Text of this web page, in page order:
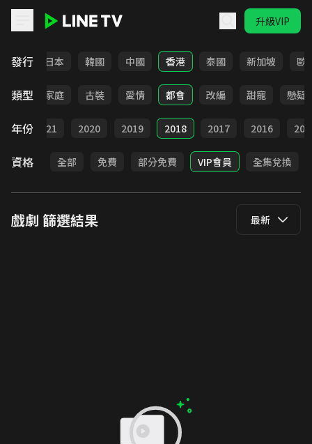
升級VIP
發行
台灣 日本 韓國 中國 香港 泰國 新加坡 歐
類型
校園 家庭 古裝 愛情 都會 改編 甜寵 懸疑
年份 2021 2020 2019 2018 2017 2016
資格 全部 免費 部分免費 VIP會員 全集兌換
戲劇 篩選結果 最新